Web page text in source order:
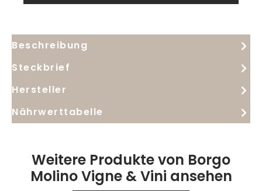
Beschreibung
Steckbrief
Hersteller
Nährwerttabelle
Weitere Produkte von Borgo
Molino Vigne & Vini ansehen